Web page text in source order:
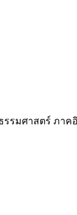
รรมศาสตร์ ภา